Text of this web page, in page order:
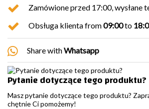
Zamówione przed 17:00, wysłane
Obsługa klienta from09:00to
Share withWhatsapp
Pytanie dotyczące tego produktu?
Masz pytanie dotyczące tego produktu?
chętnie Ci pomożemy!